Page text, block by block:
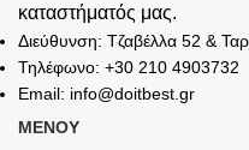
καταστήματός μας.
Διεύθυνση: Τζαβέλλα 52 &
Τηλέφωνο: +30 210 4903732
Email: info@doitbest.gr
ΜΕΝΟΥ